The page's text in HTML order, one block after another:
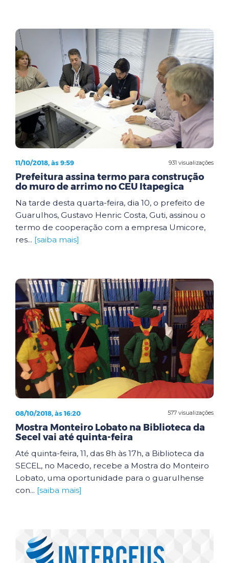
931 visualizações
11/10/2018, às 9:59
Prefeitura assina termo para construção
do muro de arrimo no CEU Itapegica
Na tarde desta quarta-feira, dia 10, o prefeito de
Guarulhos, Gustavo Henric Costa, Guti, assinou o
termo de cooperação com a empresa Umicore,
res... [saiba mais]
577 visualizações
08/10/2018, às 16:20
Mostra Monteiro Lobato na Biblioteca da
Secel vai até quinta-feira
Até quinta-feira, 11, das 8h às 17h, a Biblioteca da
SECEL, no Macedo, recebe a Mostra do Monteiro
Lobato, uma oportunidade para o guarulhense
con... [saiba mais]